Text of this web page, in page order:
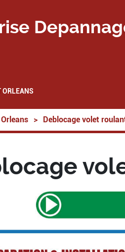
ORLEANS
> Deblocage volet